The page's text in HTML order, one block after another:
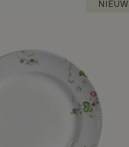
NIEUW